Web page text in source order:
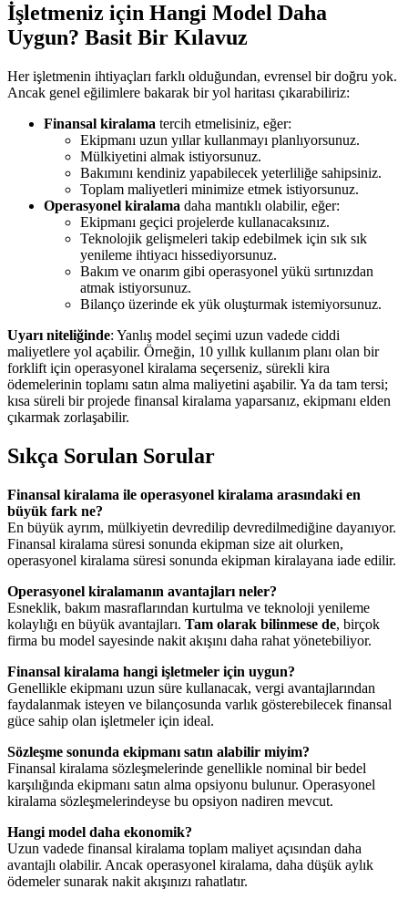
İşletmeniz için Hangi Model Daha
Uygun? Basit Bir Kılavuz
Her işletmenin ihtiyaçları farklı olduğundan, evrensel bir doğru yok.
Ancak genel eğilimlere bakarak bir yol haritası çıkarabiliriz:
Finansal kiralama tercih etmelisiniz, eğer:
Ekipmanı uzun yıllar kullanmayı planlıyorsunuz.
Mülkiyetini almak istiyorsunuz.
Bakımını kendiniz yapabilecek yeterliliğe sahipsiniz.
Toplam maliyetleri minimize etmek istiyorsunuz.
Operasyonel kiralama daha mantıklı olabilir, eğer:
Ekipmanı geçici projelerde kullanacaksınız.
Teknolojik gelişmeleri takip edebilmek için sık sık
yenileme ihtiyacı hissediyorsunuz.
Bakım ve onarım gibi operasyonel yükü sırtınızdan
atmak istiyorsunuz.
Bilanço üzerinde ek yük oluşturmak istemiyorsunuz.
Uyarı niteliğinde: Yanlış model seçimi uzun vadede ciddi
maliyetlere yol açabilir. Örneğin, 10 yıllık kullanım planı olan bir
forklift için operasyonel kiralama seçerseniz, sürekli kira
ödemelerinin toplamı satın alma maliyetini aşabilir. Ya da tam tersi;
kısa süreli bir projede finansal kiralama yaparsanız, ekipmanı elden
çıkarmak zorlaşabilir.
Sıkça Sorulan Sorular
Finansal kiralama ile operasyonel kiralama arasındaki en
büyük fark ne?
En büyük ayrım, mülkiyetin devredilip devredilmediğine dayanıyor.
Finansal kiralama süresi sonunda ekipman size ait olurken,
operasyonel kiralama süresi sonunda ekipman kiralayana iade edilir.
Operasyonel kiralamanın avantajları neler?
Esneklik, bakım masraflarından kurtulma ve teknoloji yenileme
kolaylığı en büyük avantajları. Tam olarak bilinmese de, birçok
firma bu model sayesinde nakit akışını daha rahat yönetebiliyor.
Finansal kiralama hangi işletmeler için uygun?
Genellikle ekipmanı uzun süre kullanacak, vergi avantajlarından
faydalanmak isteyen ve bilançosunda varlık gösterebilecek finansal
güce sahip olan işletmeler için ideal.
Sözleşme sonunda ekipmanı satın alabilir miyim?
Finansal kiralama sözleşmelerinde genellikle nominal bir bedel
karşılığında ekipmanı satın alma opsiyonu bulunur. Operasyonel
kiralama sözleşmelerindeyse bu opsiyon nadiren mevcut.
Hangi model daha ekonomik?
Uzun vadede finansal kiralama toplam maliyet açısından daha
avantajlı olabilir. Ancak operasyonel kiralama, daha düşük aylık
ödemeler sunarak nakit akışınızı rahatlatır.